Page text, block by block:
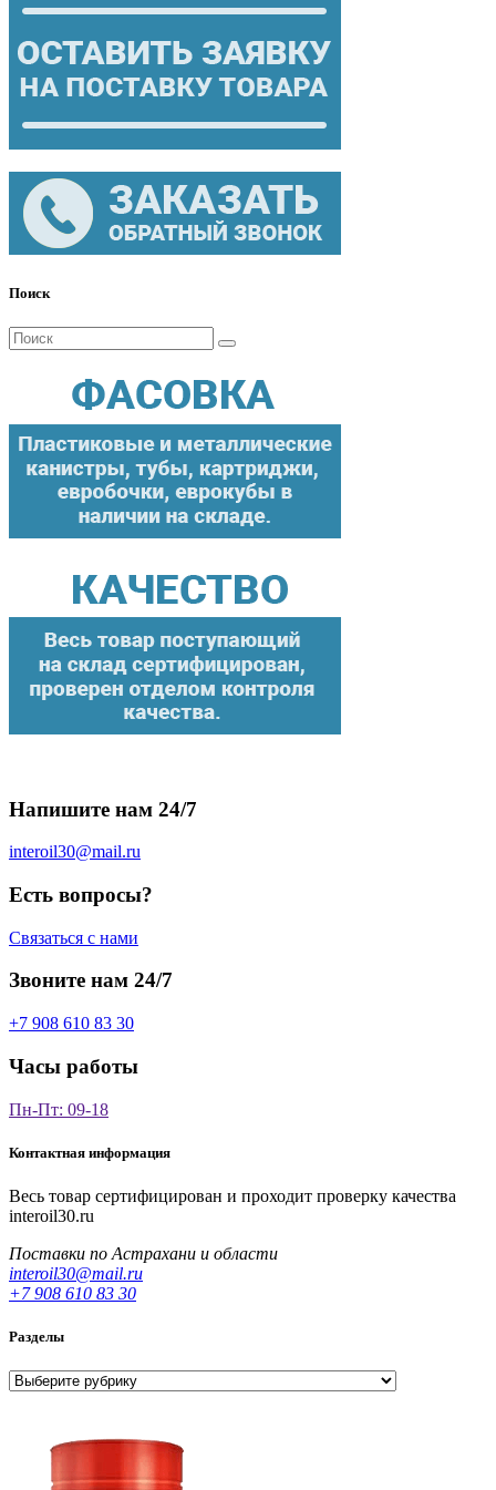
Поиск
Поиск
для:
Напишите нам 24/7
interoil30@mail.ru
Есть вопросы?
Связаться с нами
Звоните нам 24/7
+7 908 610 83 30
Часы работы
Пн-Пт: 09-18
Контактная информация
Весь товар сертифицирован и проходит проверку качества
interoil30.ru
Поставки по Астрахани и области
interoil30@mail.ru
+7 908 610 83 30
Разделы
Разделы